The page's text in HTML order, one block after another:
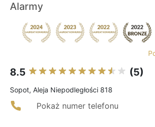
Alarmy
8.5 (5)
Sopot, Aleja Niepodległości 818
Pokaż numer telefonu